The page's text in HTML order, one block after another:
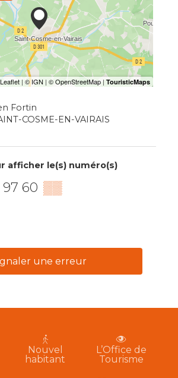
Fortin
COSME-EN-VAIRAIS
afficher le(s) numéro(s)
60 ▒▒
une erreur
Nouvel
habitant
L’Office de
Tourisme